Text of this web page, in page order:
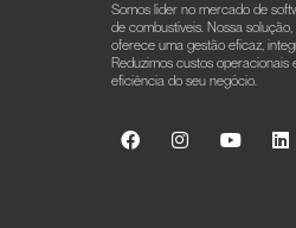
Somos líder no mercado de
de combustíveis. Nossa
oferece uma gestão eficaz,
Reduzimos custos operacionais
eficiência do seu negócio.